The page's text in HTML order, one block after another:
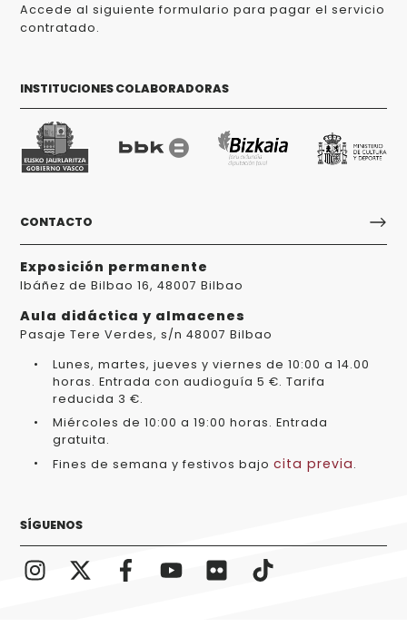
Accede al siguiente formulario para pagar el servicio
contratado.
INSTITUCIONES COLABORADORAS
CONTACTO
Exposición permanente
Ibáñez de Bilbao 16, 48007 Bilbao
Aula didáctica y almacenes
Pasaje Tere Verdes, s/n 48007 Bilbao
Lunes, martes, jueves y viernes de 10:00 a 14.00
horas. Entrada con audioguía 5 €. Tarifa
reducida 3 €.
Miércoles de 10:00 a 19:00 horas. Entrada
gratuita.
Fines de semana y festivos bajo cita previa.
SÍGUENOS